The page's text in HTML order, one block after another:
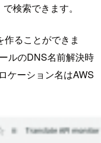
検索できます。
ることができま
ルのDNS名前解決時
ケーション名はAWS